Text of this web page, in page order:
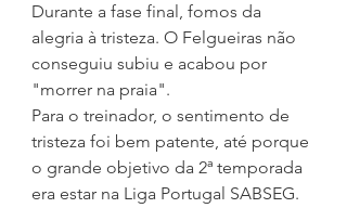
Durante a fase final, fomos da
alegria à tristeza. O Felgueiras não
conseguiu subiu e acabou por
"morrer na praia".
Para o treinador, o sentimento de
tristeza foi bem patente, até porque
o grande objetivo da 2ª temporada
era estar na Liga Portugal SABSEG.